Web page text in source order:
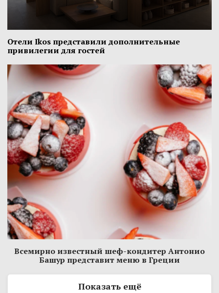
Отели Ikos представили дополнительные
привилегии для гостей
Всемирно известный шеф-кондитер Антонио
Башур представит меню в Греции
Показать ещё